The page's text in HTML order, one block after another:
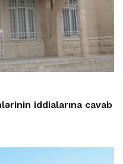
iddialarına cavab